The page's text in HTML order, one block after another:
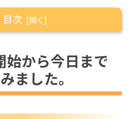
目次
始から今日まで
ました。